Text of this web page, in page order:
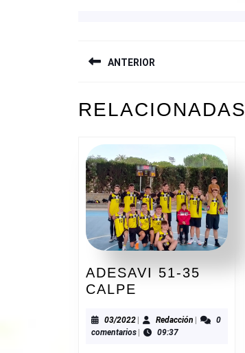
DE
ENTRADAS
ANTERIOR
anterior:
RELACIONADAS
ADESAVI 51-35
CALPE
35
CALPE
03/202203/2022RedacciónRedacción
0
comentarios
09:37